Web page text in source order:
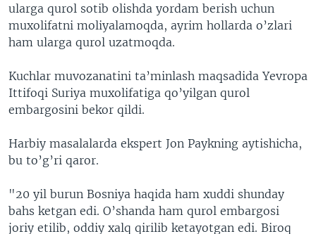
ularga qurol sotib olishda yordam berish uchun
muxolifatni moliyalamoqda, ayrim hollarda o’zlari
ham ularga qurol uzatmoqda.
Kuchlar muvozanatini ta’minlash maqsadida Yevropa
Ittifoqi Suriya muxolifatiga qo’yilgan qurol
embargosini bekor qildi.
Harbiy masalalarda ekspert Jon Paykning aytishicha,
bu to’g’ri qaror.
"20 yil burun Bosniya haqida ham xuddi shunday
bahs ketgan edi. O’shanda ham qurol embargosi
joriy etilib, oddiy xalq qirilib ketayotgan edi. Biroq